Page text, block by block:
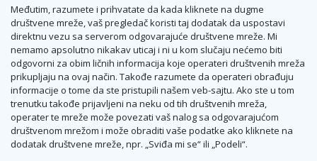
Međutim, razumete i prihvatate da kada kliknete na dugme
društvene mreže, vaš pregledač koristi taj dodatak da uspostavi
direktnu vezu sa serverom odgovarajuće društvene mreže. Mi
nemamo apsolutno nikakav uticaj i ni u kom slučaju nećemo biti
odgovorni za obim ličnih informacija koje operateri društvenih mreža
prikupljaju na ovaj način. Takođe razumete da operateri obrađuju
informacije o tome da ste pristupili našem veb-sajtu. Ako ste u tom
trenutku takođe prijavljeni na neku od tih društvenih mreža,
operater te mreže može povezati vaš nalog sa odgovarajućom
društvenom mrežom i može obraditi vaše podatke ako kliknete na
dodatak društvene mreže, npr. „Sviđa mi se“ ili „Podeli“.